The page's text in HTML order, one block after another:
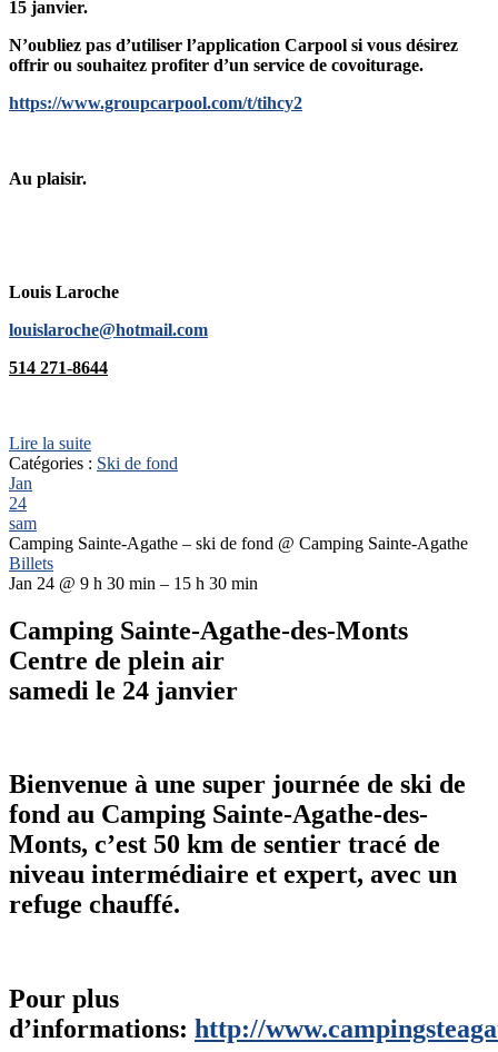
15 janvier.
N’oubliez pas d’utiliser l’application Carpool si vous désirez
offrir ou souhaitez profiter d’un service de covoiturage.
https://www.groupcarpool.com/t/tihcy2
Au plaisir.
Louis Laroche
louislaroche@hotmail.com
514 271-8644
Lire la suite
Catégories : Ski de fond
Jan
24
sam
Camping Sainte-Agathe – ski de fond @ Camping Sainte-Agathe
Billets
Jan 24 @ 9 h 30 min – 15 h 30 min
Camping Sainte-Agathe-des-Monts
Centre de plein air
samedi le 24 janvier
Bienvenue à une super journée de ski de
fond au Camping Sainte-Agathe-des-
Monts, c’est 50 km de sentier tracé de
niveau intermédiaire et expert, avec un
refuge chauffé.
Pour plus
d’informations: http://